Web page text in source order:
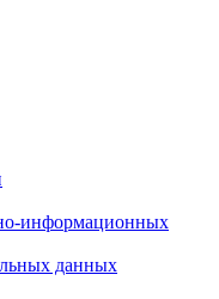
информационных
данных